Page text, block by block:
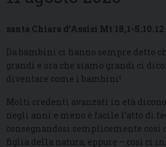
santa Chiara d’Assisi Mt 18,1-
Da bambini ci hanno sempre detto
grandi e ora che siamo grandi ci
diventare come i bambini!
Molti credenti avanzati in età
negli anni e meno è facile l’atto di
consegnandosi semplicemente così
figlia della natura, eppure – così ci